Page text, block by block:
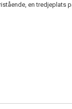
en tredjeplats